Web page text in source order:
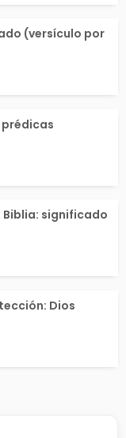
(versículo por
Biblia: significado
Dios